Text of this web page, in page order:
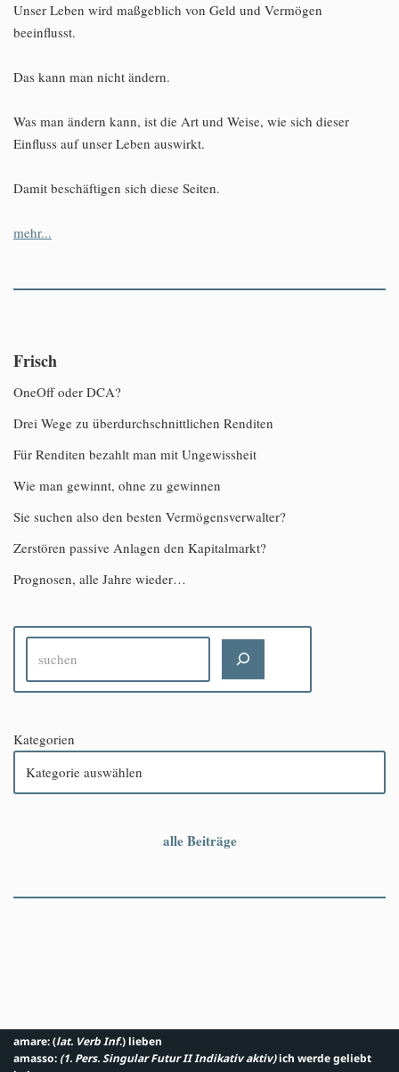
Unser Leben wird maßgeblich von Geld und Vermögen
beeinflusst.
Das kann man nicht ändern.
Was man ändern kann, ist die Art und Weise, wie sich dieser
Einfluss auf unser Leben auswirkt.
Damit beschäftigen sich diese Seiten.
mehr...
Frisch
OneOff oder DCA?
Drei Wege zu überdurchschnittlichen Renditen
Für Renditen bezahlt man mit Ungewissheit
Wie man gewinnt, ohne zu gewinnen
Sie suchen also den besten Vermögensverwalter?
Zerstören passive Anlagen den Kapitalmarkt?
Prognosen, alle Jahre wieder…
Kategorien
alle Beiträge
amare: (lat. Verb Inf.) lieben
amasso: (1. Pers. Singular Futur II Indikativ aktiv)ich werde geliebt